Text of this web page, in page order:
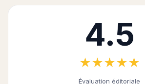
4.5
★★★★★
Évaluation éditoriale